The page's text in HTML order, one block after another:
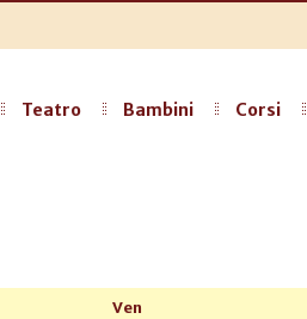
Teatro Bambini Corsi
Ven